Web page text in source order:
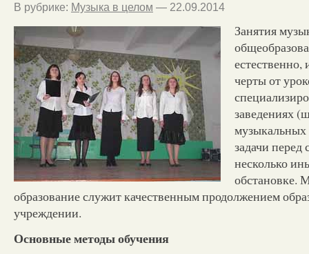
В рубрике: Музыка в целом — 22.09.2014
Занятия
черты от
заведениях
задачи перед
несколько
обстановке.
образование служит качественным продолжением
учреждении.
Основные методы обучения